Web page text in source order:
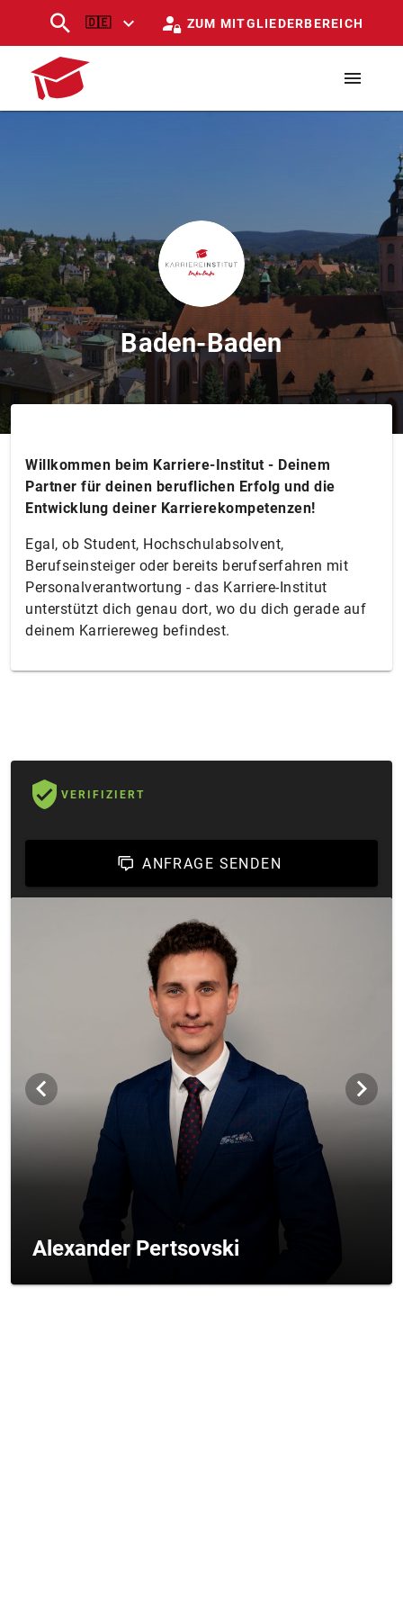
🇩🇪 ZUM MITGLIEDERBEREICH
Baden-Baden
Willkommen beim Karriere-Institut - Deinem
Partner für deinen beruflichen Erfolg und die
Entwicklung deiner Karrierekompetenzen!
Egal, ob Student, Hochschulabsolvent,
Berufseinsteiger oder bereits berufserfahren mit
Personalverantwortung - das Karriere-Institut
unterstützt dich genau dort, wo du dich gerade auf
deinem Karriereweg befindest.
VERIFIZIERT
ANFRAGE SENDEN
Jessica Jasiulek